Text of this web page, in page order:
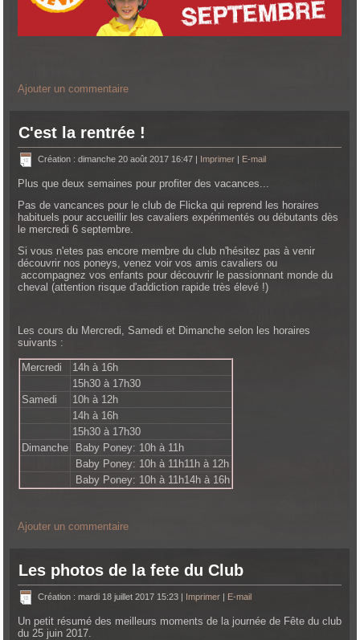
Ajouter un commentaire
C'est la rentrée !
Création : dimanche 20 août 2017 16:47 | Imprimer | E-mail
Plus que deux semaines pour profiter des vacances...
Pas de vancances pour le club de Flicka qui reprend les horaires
habituels pour accueillir les cavaliers expérimentés ou débutants dès
le mercredi 6 septembre.
Si vous n'etes pas encore membre du club n'hésitez pas à venir
découvrir nos poneys, venez voir vos amis cavaliers ou
accompagnez vos enfants pour découvrir le passionnant monde du
cheval (attention risque d'addiction rapide très élevé !)
Les cours du Mercredi, Samedi et Dimanche selon les horaires
suivants :
Mercredi
14h à 16h
15h30 à 17h30
Samedi
10h à 12h
14h à 16h
15h30 à 17h30
Dimanche
Baby Poney: 10h à 11h
Baby Poney: 10h à 11h11h à 12h
Baby Poney: 10h à 11h14h à 16h
Ajouter un commentaire
Les photos de la fete du Club
Création : mardi 18 juillet 2017 15:23 | Imprimer | E-mail
Un petit résumé des meilleurs moments de la journée de Fête du club
du 25 juin 2017.